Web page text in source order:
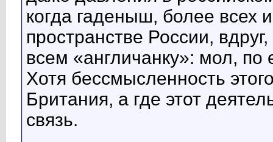
когда гаденыш, более всех
пространстве России,
всем «англичанку»: мол, по
Хотя бессмысленность
Британия, а где этот
связь.